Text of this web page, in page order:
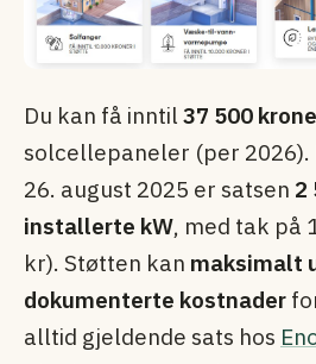
Du kan få inntil 37 500
solcellepaneler (per
26. august 2025 er satsen 2
installerte kW, med tak på
kr). Støtten kan maksimalt
dokumenterte kostnader
alltid gjeldende sats hos